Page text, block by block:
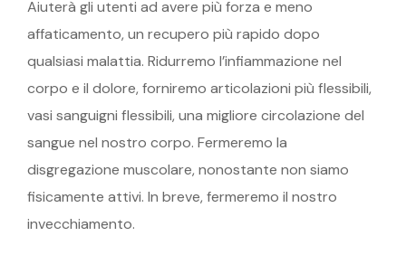
Aiuterà gli utenti ad avere più forza e meno
affaticamento, un recupero più rapido dopo
qualsiasi malattia. Ridurremo l’infiammazione nel
corpo e il dolore, forniremo articolazioni più flessibili,
vasi sanguigni flessibili, una migliore circolazione del
sangue nel nostro corpo. Fermeremo la
disgregazione muscolare, nonostante non siamo
fisicamente attivi. In breve, fermeremo il nostro
invecchiamento.